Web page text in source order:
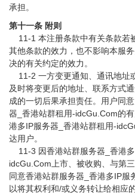
承担。
第十一条 附则
11-1 本注册条款中有关条款若
其他条款的效力，也不影响本服
决的有关约定的效力。
11-2 一方变更通知、通讯地址
及时将变更后的地址、联系方式
成的一切后果承担责任。用户同
器_香港站群租用-idcGu.Com的
港多IP服务器_香港站群租用-
达用户。
11-3 因香港站群服务器_香港
idcGu.Com上市、被收购、与第
同意香港站群服务器_香港多IP
以将其权利和/或义务转让给相应